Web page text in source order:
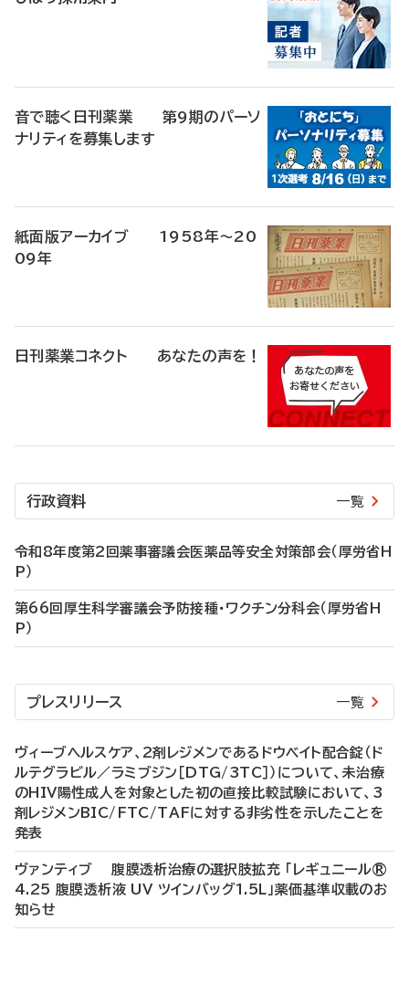
音で聴く日刊薬業 第9期のパーソ
ナリティを募集します
紙面版アーカイブ 1958年～20
09年
日刊薬業コネクト あなたの声を！
行政資料 一覧
令和8年度第2回薬事審議会医薬品等安全対策部会（厚労省H
P）
第66回厚生科学審議会予防接種・ワクチン分科会（厚労省H
P）
プレスリリース 一覧
ヴィーブヘルスケア、2剤レジメンであるドウベイト配合錠（ド
ルテグラビル／ラミブジン［DTG/3TC］）について、未治療
のHIV陽性成人を対象とした初の直接比較試験において、3
剤レジメンBIC/FTC/TAFに対する非劣性を示したことを
発表
ヴァンティブ 腹膜透析治療の選択肢拡充 「レギュニール®
4.25 腹膜透析液 UV ツインバッグ1.5L」薬価基準収載のお
知らせ